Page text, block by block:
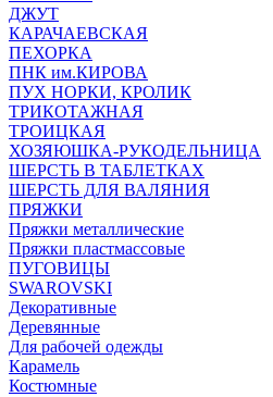
ДЖУТ
КАРАЧАЕВСКАЯ
ПЕХОРКА
ПНК им.КИРОВА
ПУХ НОРКИ, КРОЛИК
ТРИКОТАЖНАЯ
ТРОИЦКАЯ
ХОЗЯЮШКА-РУКОДЕЛЬНИЦА
ШЕРСТЬ В ТАБЛЕТКАХ
ШЕРСТЬ ДЛЯ ВАЛЯНИЯ
ПРЯЖКИ
Пряжки металлические
Пряжки пластмассовые
ПУГОВИЦЫ
SWAROVSKI
Декоративные
Деревянные
Для рабочей одежды
Карамель
Костюмные